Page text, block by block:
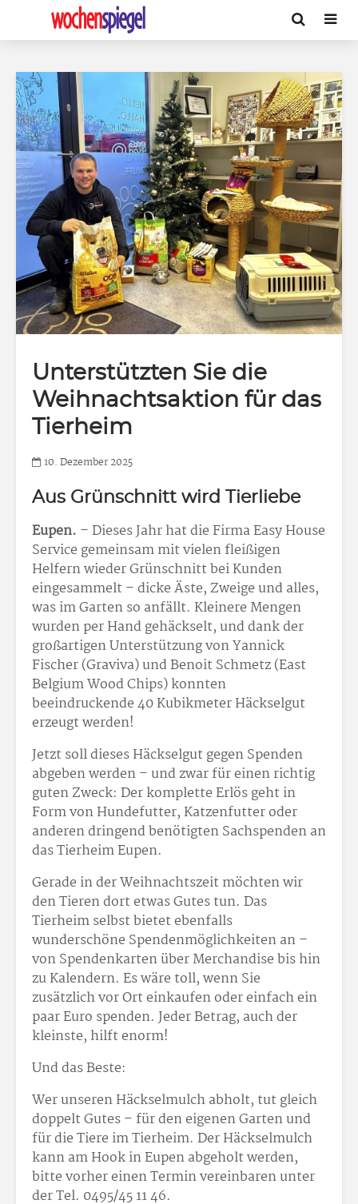
Unterstützten Sie die
Weihnachtsaktion für das
Tierheim
10. Dezember 2025
Aus Grünschnitt wird Tierliebe
Eupen. – Dieses Jahr hat die Firma Easy House
Service gemeinsam mit vielen fleißigen
Helfern wieder Grünschnitt bei Kunden
eingesammelt – dicke Äste, Zweige und alles,
was im Garten so anfällt. Kleinere Mengen
wurden per Hand gehäckselt, und dank der
großartigen Unterstützung von Yannick
Fischer (Graviva) und Benoit Schmetz (East
Belgium Wood Chips) konnten
beeindruckende 40 Kubikmeter Häckselgut
erzeugt werden!
Jetzt soll dieses Häckselgut gegen Spenden
abgeben werden – und zwar für einen richtig
guten Zweck: Der komplette Erlös geht in
Form von Hundefutter, Katzenfutter oder
anderen dringend benötigten Sachspenden an
das Tierheim Eupen.
Gerade in der Weihnachtszeit möchten wir
den Tieren dort etwas Gutes tun. Das
Tierheim selbst bietet ebenfalls
wunderschöne Spendenmöglichkeiten an –
von Spendenkarten über Merchandise bis hin
zu Kalendern. Es wäre toll, wenn Sie
zusätzlich vor Ort einkaufen oder einfach ein
paar Euro spenden. Jeder Betrag, auch der
kleinste, hilft enorm!
Und das Beste:
Wer unseren Häckselmulch abholt, tut gleich
doppelt Gutes – für den eigenen Garten und
für die Tiere im Tierheim. Der Häckselmulch
kann am Hook in Eupen abgeholt werden,
bitte vorher einen Termin vereinbaren unter
der Tel. 0495/45 11 46.